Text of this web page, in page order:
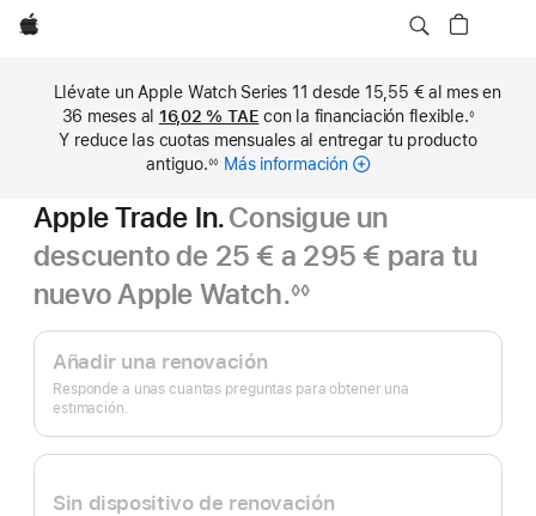
Apple
Llévate un Apple Watch Series 11 desde 15,55 € al mes en
36 meses al 16,02 %TAE con la financiación flexible.◊
Y reduce las cuotas mensuales al entregar tu producto
antiguo.
pie
de
página
◊◊ Más informaciónsobre
mensuales
Apple Trade In.Consigue un
descuento de 25 € a 295 € para tu
nuevo Apple Watch.
a
página
◊◊
Apple
Trade In.
Añadir una renovación
Responde a unas cuantas preguntas para obtener una
estimación.
Sin dispositivo de renovación